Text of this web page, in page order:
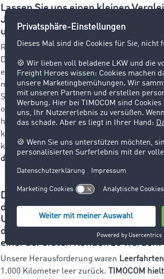
Lassen Sie uns einen kleinen
Jahren die größten Zeitfresser?
und wird heute als umständlich
Rückblickend sind die manuellen Abläufe
Damals konnte man von mindestens 30
eines Transportauftrags überhaupt alle
man mit einem Unternehmen im Ausland
Stunden, zumal Nachrichten häufig per
oft abbrachen. Aber es war normal, man
hohe Geschwindigkeiten gewohnt ist,
können und Aufträge per Klick erstellt
kaum noch vorstellen.Bis ein
drei Minuten.
Die damalige Arbeitsweise ist das
das andere. Welche
Unternehmen 1997 TIMOCOM
dazu gebracht, Ihr Vertrauen in
einer der ersten Kunden zu werden?
Unsere Herausforderung waren Leerfahrten
1.000 Kilometer leer zurück. TIMOCOM